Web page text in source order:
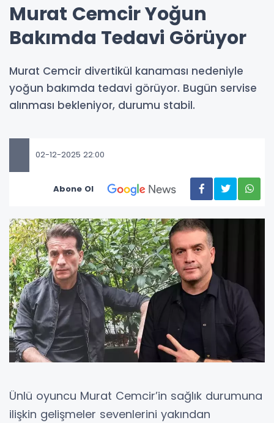
Murat Cemcir Yoğun
Bakımda Tedavi Görüyor
Murat Cemcir divertikül kanaması nedeniyle
yoğun bakımda tedavi görüyor. Bugün servise
alınması bekleniyor, durumu stabil.
02-12-2025 22:00
Abone Ol
Ünlü oyuncu Murat Cemcir’in sağlık durumuna
ilişkin gelişmeler sevenlerini yakından